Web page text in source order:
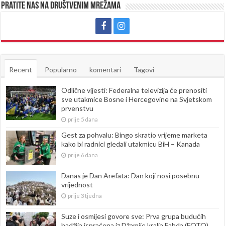
Pratite nas na društvenim mrežama
Recent Popularno komentari Tagovi
Odlične vijesti: Federalna televizija će prenositi
sve utakmice Bosne i Hercegovine na Svjetskom
prvenstvu
prije 5 dana
Gest za pohvalu: Bingo skratio vrijeme marketa
kako bi radnici gledali utakmicu BiH – Kanada
prije 6 dana
Danas je Dan Arefata: Dan koji nosi posebnu
vrijednost
prije 3 tjedna
Suze i osmijesi govore sve: Prva grupa budućih